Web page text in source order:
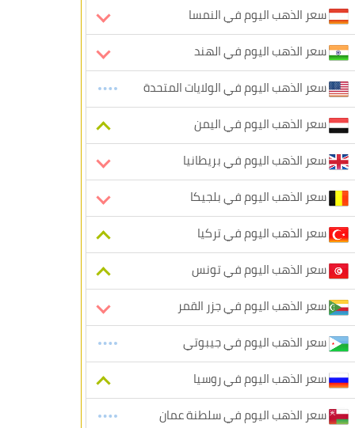
سعر الذهب اليوم في النمسا
سعر الذهب اليوم في الهند
سعر الذهب اليوم في الولايات المتحدة
سعر الذهب اليوم في اليمن
سعر الذهب اليوم في بريطانيا
سعر الذهب اليوم في بلجيكا
سعر الذهب اليوم في تركيا
سعر الذهب اليوم في تونس
سعر الذهب اليوم في جزر القمر
سعر الذهب اليوم في جيبوتي
سعر الذهب اليوم في روسيا
سعر الذهب اليوم في سلطنة عمان